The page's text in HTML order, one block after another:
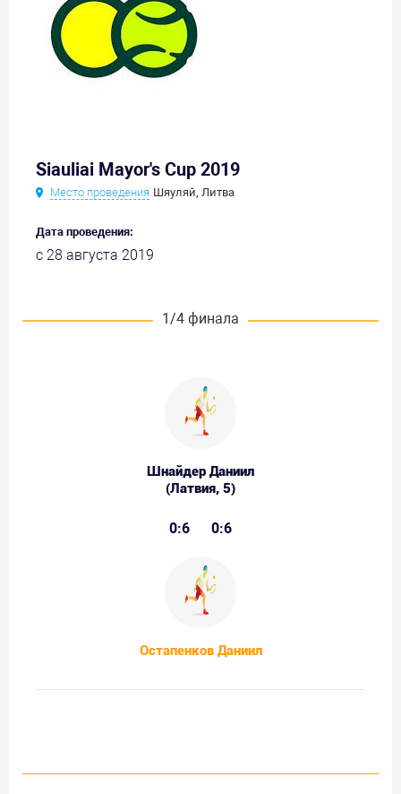
Siauliai Mayor's Cup 2019
Место проведения Шяуляй, Литва
Дата проведения:
с 28 августа 2019
1/4 финала
Шнайдер Даниил
(Латвия, 5)
0:6 0:6
Остапенков Даниил